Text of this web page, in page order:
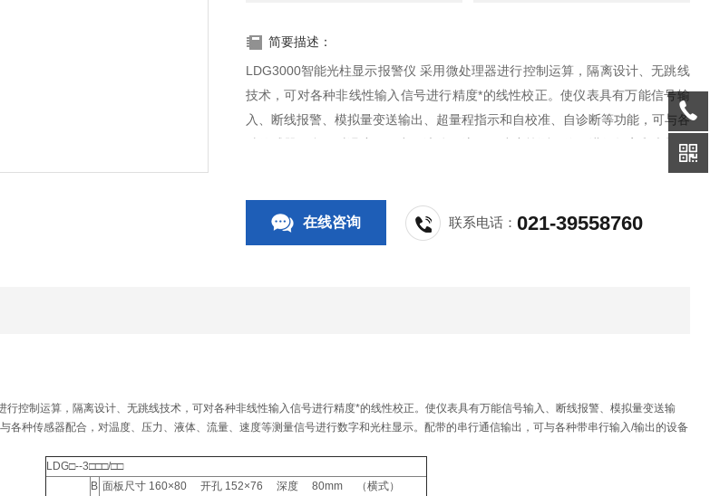
简要描述：
LDG3000智能光柱显示报警仪 采用微处理器进行控制运算，隔离设计、无跳线
技术，可对各种非线性输入信号进行精度*的线性校正。使仪表具有万能信号输
入、断线报警、模拟量变送输出、超量程指示和自校准、自诊断等功能，可与各
种传感器配合，对温度、压力、液体、流量、速度等测量信号进行数字和光柱显
在线咨询 联系电话：021-39558760
行控制运算，隔离设计、无跳线技术，可对各种非线性输入信号进行精度*的线性校正。使仪表具有万能信号输入、断线报警、模拟量变送输
各种传感器配合，对温度、压力、液体、流量、速度等测量信号进行数字和光柱显示。配带的串行通信输出，可与各种带串行输入/输出的设备
LDG□--3□□□/□□
B 面板尺寸 160×80 开孔 152×76 深度 80mm （横式）